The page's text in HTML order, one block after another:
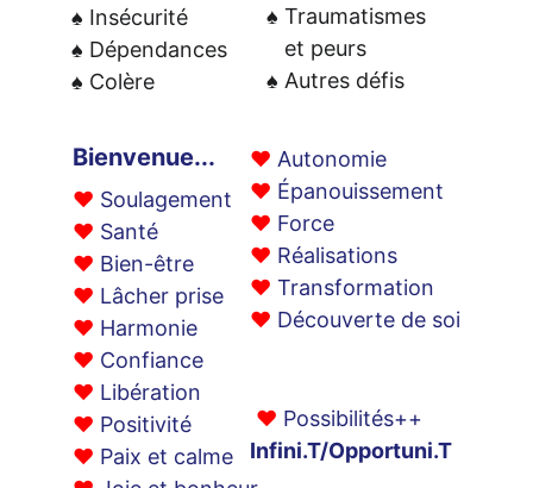
♠ Insécurité
♠ Dépendances
♠ Colère
♠ Traumatismes
   et peurs
♠ Autres défis
Bienvenue...
♥ Soulagement
♥ Santé
♥ Bien-êtr﻿e
♥ Lâcher prise
♥ Harmonie
♥ Confiance
♥ Libération
♥ Positivité
♥ Paix et calme
♥ Autonomie
♥ Épanouissement
♥ Force
♥ Réalisations
♥ Transformation
♥ Découverte de soi
♥ Possibilités++
Infini.T/Opportuni.T